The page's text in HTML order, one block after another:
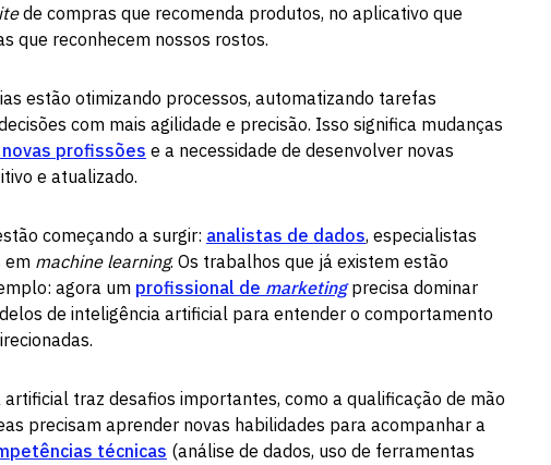
de compras que recomenda produtos, no aplicativo que
que reconhecem nossos rostos.
estão otimizando processos, automatizando tarefas
com mais agilidade e precisão. Isso significa mudanças
profissões e a necessidade de desenvolver novas
e atualizado.
começando a surgir: analistas de dados, especialistas
em machine learning. Os trabalhos que já existem estão
agora um profissional de marketingprecisa dominar
de inteligência artificial para entender o comportamento
artificial traz desafios importantes, como a qualificação de mão
precisam aprender novas habilidades para acompanhar a
técnicas (análise de dados, uso de ferramentas